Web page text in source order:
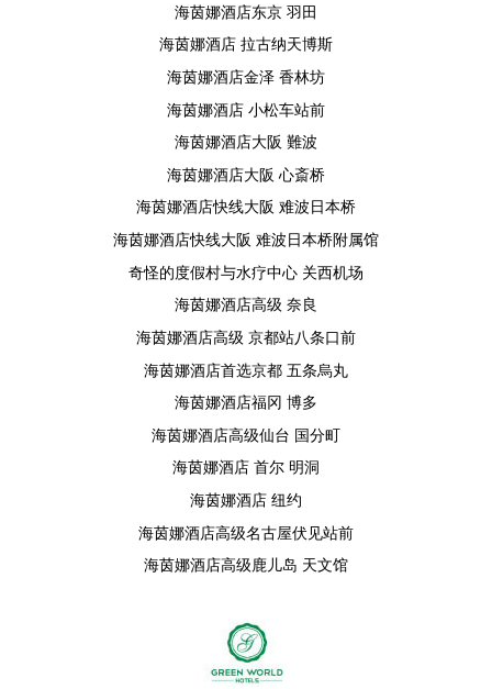
海茵娜酒店东京 羽田
海茵娜酒店 拉古纳天博斯
海茵娜酒店金泽 香林坊
海茵娜酒店 小松车站前
海茵娜酒店大阪 難波
海茵娜酒店大阪 心斎桥
海茵娜酒店快线大阪 难波日本桥
海茵娜酒店快线大阪 难波日本桥附属馆
奇怪的度假村与水疗中心 关西机场
海茵娜酒店高级 奈良
海茵娜酒店高级 京都站八条口前
海茵娜酒店首选京都 五条烏丸
海茵娜酒店福冈 博多
海茵娜酒店高级仙台 国分町
海茵娜酒店 首尔 明洞
海茵娜酒店 纽约
海茵娜酒店高级名古屋伏见站前
海茵娜酒店高级鹿儿岛 天文馆